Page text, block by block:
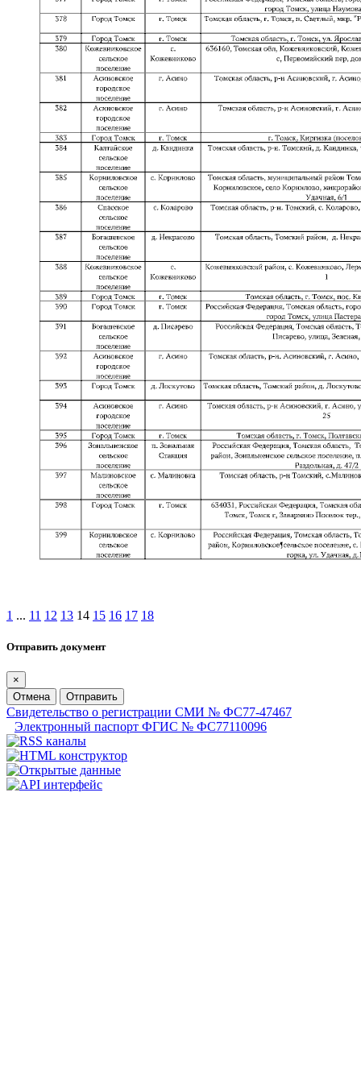
1 ... 11 12 13 14 15 16 17 18
Отправить документ
×
Отмена
Отправить
Свидетельство о регистрации СМИ № ФС77-47467
Электронный паспорт ФГИС № ФС77110096